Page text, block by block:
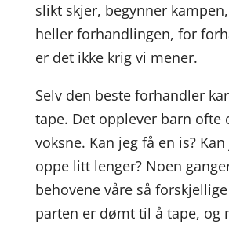
slikt skjer, begynner
heller forhandlingen, for
er det ikke krig vi mener.
Selv den beste forhandler
tape. Det opplever barn ofte
voksne. Kan jeg få en is?
oppe litt lenger? Noen
behovene våre så
parten er dømt til å tape, og